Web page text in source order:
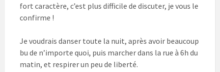
fort caractère, c’est plus difficile de discuter, je vous le
confirme !
Je voudrais danser toute la nuit, après avoir beaucoup
bu de n’importe quoi, puis marcher dans la rue à 6h du
matin, et respirer un peu de liberté.